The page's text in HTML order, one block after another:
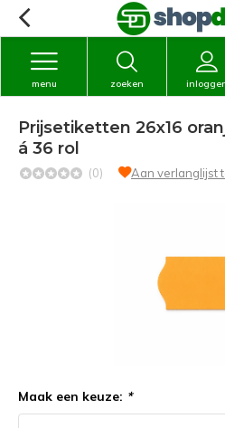
zoeken
menu
Prijsetiketten 26x16
á 36 rol
(0) Aan verlanglijst
Maak een keuze: *